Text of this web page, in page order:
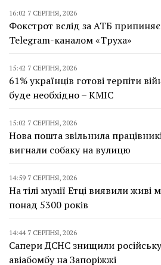
16:02 7 СЕРПНЯ, 2026
Фокстрот вслід за АТБ
Telegram-каналом «Труха»
15:42 7 СЕРПНЯ, 2026
61% українців готові терпіти
буде необхідно – КМІС
15:02 7 СЕРПНЯ, 2026
Нова пошта звільнила
вигнали собаку на вулицю
14:59 7 СЕРПНЯ, 2026
На тілі мумії Етці виявили живі
понад 5300 років
14:44 7 СЕРПНЯ, 2026
Сапери ДСНС знищили
авіабомбу на Запоріжжі